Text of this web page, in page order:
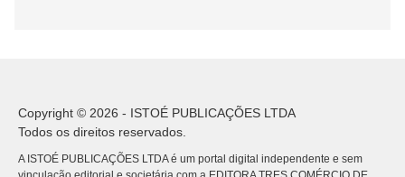
Copyright © 2026 - ISTOÉ PUBLICAÇÕES LTDA
Todos os direitos reservados.
A ISTOÉ PUBLICAÇÕES LTDA é um portal digital independente e sem